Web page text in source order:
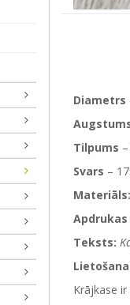
Diametrs
Tilpums
Svars –
Materiāls:
Teksts:
Krājkase